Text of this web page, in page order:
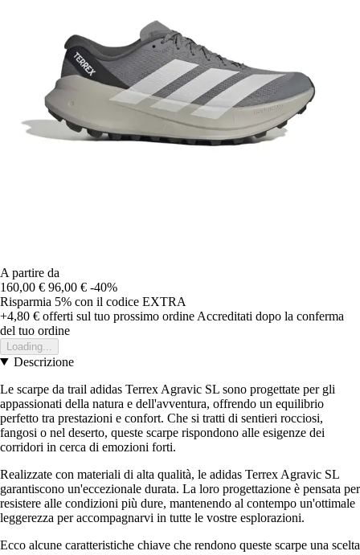
A partire da
160,00 € 96,00 € -40%
Risparmia 5% con il codice EXTRA
+4,80 € offerti sul tuo prossimo ordine Accreditati dopo la conferma
del tuo ordine
Loading...
Descrizione
Le scarpe da trail adidas Terrex Agravic SL sono progettate per gli
appassionati della natura e dell'avventura, offrendo un equilibrio
perfetto tra prestazioni e confort. Che si tratti di sentieri rocciosi,
fangosi o nel deserto, queste scarpe rispondono alle esigenze dei
corridori in cerca di emozioni forti.
Realizzate con materiali di alta qualità, le adidas Terrex Agravic SL
garantiscono un'eccezionale durata. La loro progettazione è pensata per
resistere alle condizioni più dure, mantenendo al contempo un'ottimale
leggerezza per accompagnarvi in tutte le vostre esplorazioni.
Ecco alcune caratteristiche chiave che rendono queste scarpe una scelta